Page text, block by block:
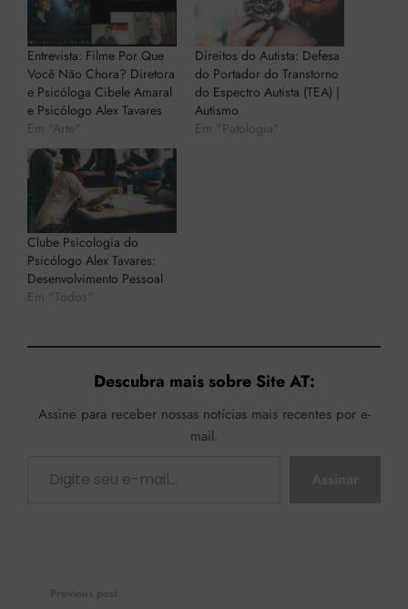
Entrevista: Filme Por Que
Você Não Chora? Diretora
e Psicóloga Cibele Amaral
e Psicólogo Alex Tavares
Em "Arte"
Direitos do Autista: Defesa
do Portador do Transtorno
do Espectro Autista (TEA) |
Autismo
Em "Patologia"
Clube Psicologia do
Psicólogo Alex Tavares:
Desenvolvimento Pessoal
Em "Todos"
Descubra mais sobre Site AT:
Assine para receber nossas notícias mais recentes por e-
mail.